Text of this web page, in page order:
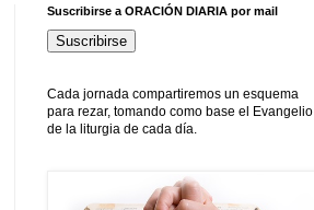
Suscribirse a ORACIÓN DIARIA por mail
Suscribirse
Cada jornada compartiremos un esquema
para rezar, tomando como base el Evangelio
de la liturgia de cada día.